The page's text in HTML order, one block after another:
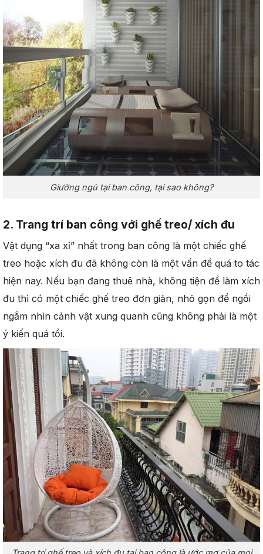
Giường ngủ tại ban công, tại sao không?
2. Trang trí ban công với ghế treo/ xích đu
Vật dụng “xa xỉ” nhất trong ban công là một chiếc ghế
treo hoặc xích đu đã không còn là một vấn đề quá to tác
hiện nay. Nếu bạn đang thuê nhà, không tiện để làm xích
đu thì có một chiếc ghế treo đơn giản, nhỏ gọn để ngồi
ngắm nhìn cảnh vật xung quanh cũng không phải là một
ý kiến quá tồi.